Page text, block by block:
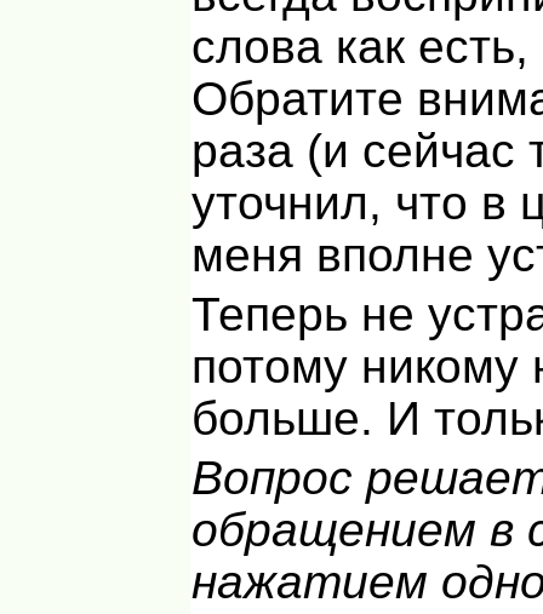
слова как
Обратите
раза (и сейчас
уточнил, что в
меня вполне
Теперь не
потому никому
больше. И
Вопрос
обращением в
нажатием